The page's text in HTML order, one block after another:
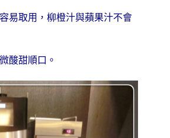
易取用，柳橙汁與蘋果汁不會
酸甜順口。